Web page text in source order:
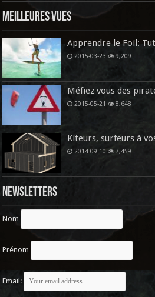
Meilleures vues
Apprendre le Foil:
2015-03-23 9,209
Méfiez vous des
2015-05-21 8,648
Kiteurs, surfeurs à
2014-09-10 7,459
Newsletters
Nom
Prénom
Email: